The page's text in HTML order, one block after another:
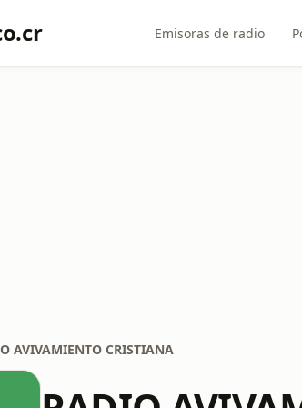
Emisoras de radio
AVIVAMIENTO CRISTIANA